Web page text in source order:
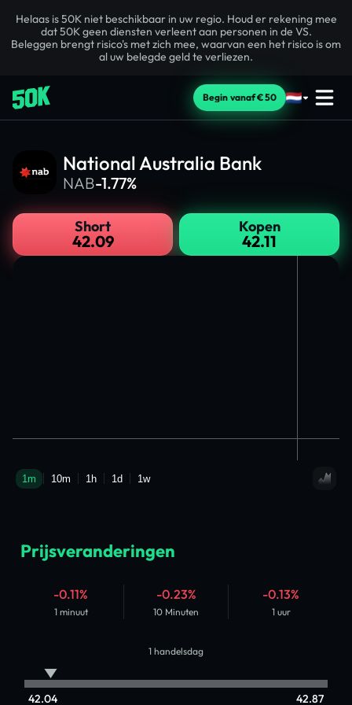
Helaas is 50K niet beschikbaar in uw regio. Houd er rekening mee
dat 50K geen diensten verleent aan personen in de VS.
Beleggen brengt risico's met zich mee, waarvan een het risico is om
al uw belegde geld te verliezen.
Begin vanaf €50
National Australia Bank
NAB-1.77%
Short
42.09
Kopen
42.11
Prijsveranderingen
-0.11%
1 minuut
-0.23%
10 Minuten
-0.13%
1 uur
1 handelsdag
42.04 42.87